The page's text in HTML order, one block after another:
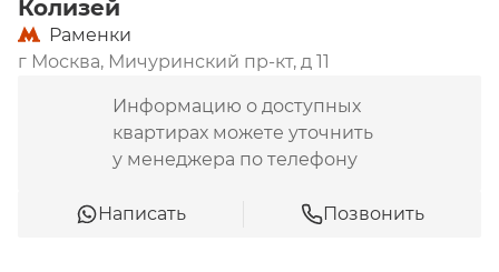
Колизей
Раменки
г Москва, Мичуринский пр-кт, д 11
Информацию о доступных
квартирах можете уточнить
у менеджера по телефону
Написать Позвонить